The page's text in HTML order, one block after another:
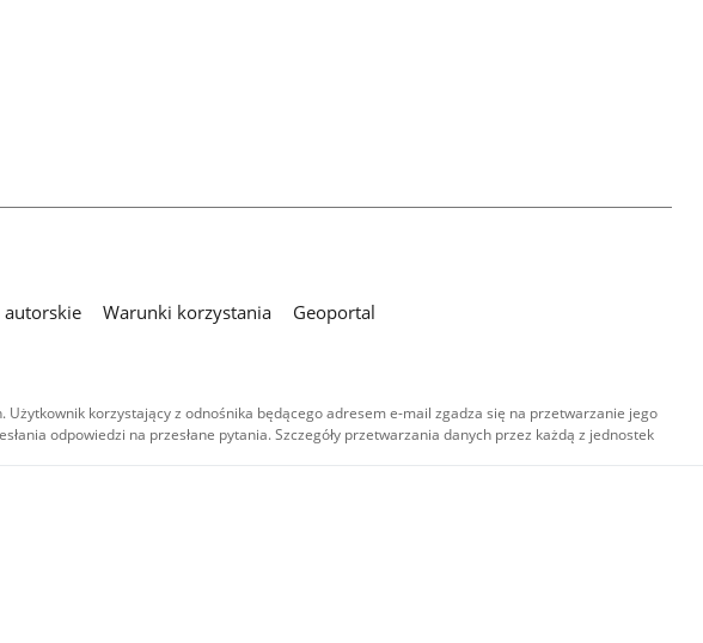
autorskie Warunki korzystania
Geoportal
korzystający z odnośnika będącego adresem e-mail zgadza się na przetwarzanie jego
odpowiedzi na przesłane pytania. Szczegóły przetwarzania danych przez każdą z jednostek
są
tych samych
materiały audio i wideo,
użycie niekomercyjne -
inaczej.